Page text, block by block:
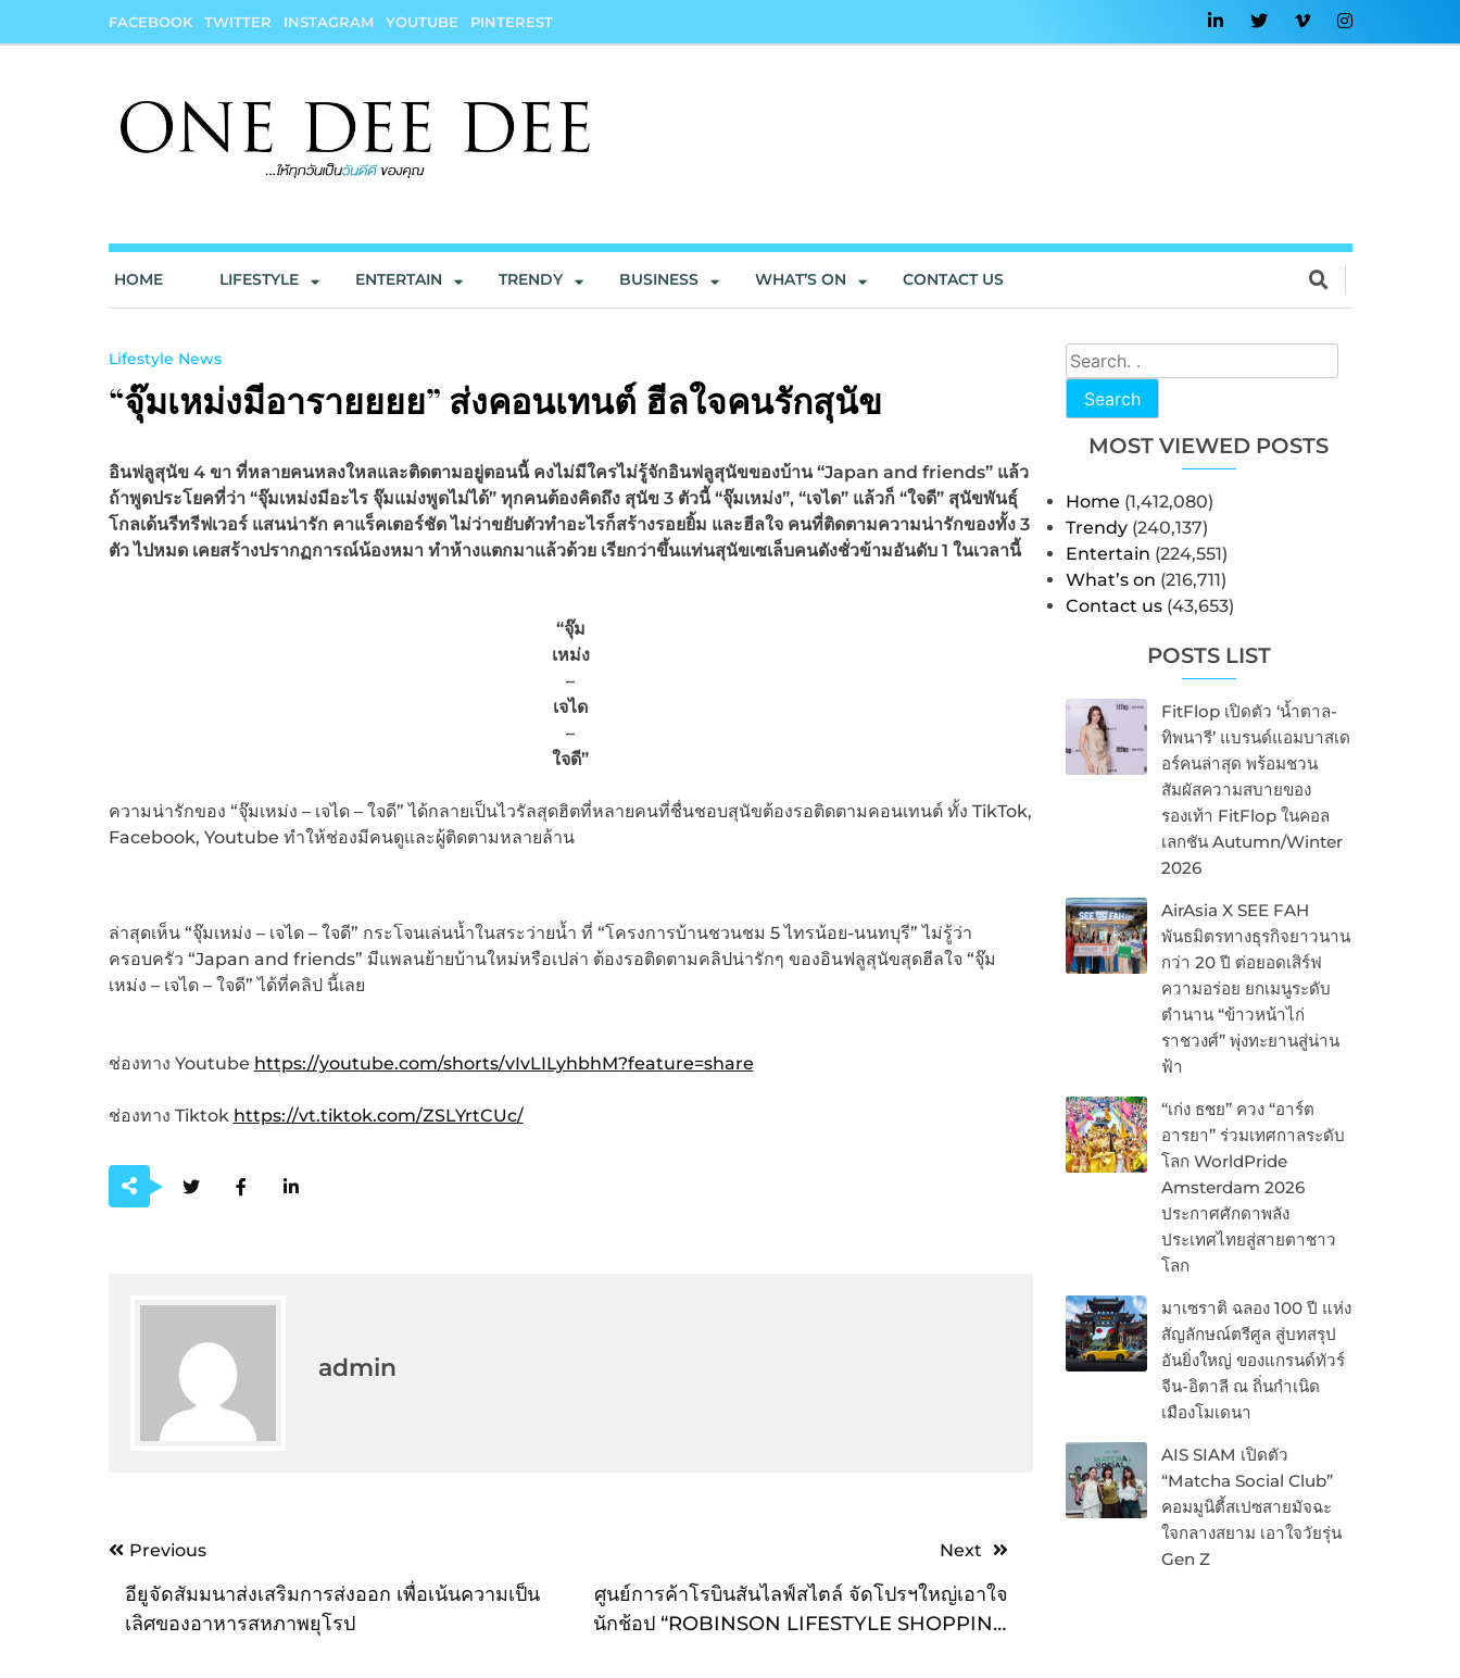
FACEBOOK TWITTER INSTAGRAM YOUTUBE PINTEREST
HOME LIFESTYLE ENTERTAIN TRENDY BUSINESS WHAT’S ON CONTACT US
Search
MOST VIEWED POSTS
Home (1,412,080)
Trendy (240,137)
Entertain (224,551)
What’s on (216,711)
Contact us (43,653)
POSTS LIST
FitFlop เปิดตัว ‘น้ำตาล-
ทิพนารี’ แบรนด์แอมบาสเด
อร์คนล่าสุด พร้อมชวน
สัมผัสความสบายของ
รองเท้า FitFlop ในคอล
เลกชัน Autumn/Winter
2026
AirAsia X SEE FAH
พันธมิตรทางธุรกิจยาวนาน
กว่า 20 ปี ต่อยอดเสิร์ฟ
ความอร่อย ยกเมนูระดับ
ตำนาน “ข้าวหน้าไก่
ราชวงศ์” พุ่งทะยานสู่น่าน
ฟ้า
“เก่ง ธชย” ควง “อาร์ต
อารยา” ร่วมเทศกาลระดับ
โลก WorldPride
Amsterdam 2026
ประกาศศักดาพลัง
ประเทศไทยสู่สายตาชาว
โลก
มาเซราติ ฉลอง 100 ปี แห่ง
สัญลักษณ์ตรีศูล สู่บทสรุป
อันยิ่งใหญ่ ของแกรนด์ทัวร์
จีน-อิตาลี ณ ถิ่นกำเนิด
เมืองโมเดนา
AIS SIAM เปิดตัว
“Matcha Social Club”
คอมมูนิตี้สเปซสายมัจฉะ
ใจกลางสยาม เอาใจวัยรุ่น
Gen Z
Lifestyle News
“จุ๊มเหม่งมีอารายยยย” ส่งคอนเทนต์ ฮีลใจคนรักสุนัข
อินฟลูสุนัข 4 ขา ที่หลายคนหลงใหลและติดตามอยู่ตอนนี้ คงไม่มีใครไม่รู้จักอินฟลูสุนัขของบ้าน “Japan and friends” แล้ว
ถ้าพูดประโยคที่ว่า “จุ๊มเหม่งมีอะไร จุ๊มแม่งพูดไม่ได้” ทุกคนต้องคิดถึง สุนัข 3 ตัวนี้ “จุ๊มเหม่ง”, “เจได” แล้วก็ “ใจดี” สุนัขพันธุ์
โกลเด้นรีทรีฟเวอร์ แสนน่ารัก คาแร็คเตอร์ชัด ไม่ว่าขยับตัวทำอะไรก็สร้างรอยยิ้ม และฮีลใจ คนที่ติดตามความน่ารักของทั้ง 3
ตัว ไปหมด เคยสร้างปรากฏการณ์น้องหมา ทำห้างแตกมาแล้วด้วย เรียกว่าขึ้นแท่นสุนัขเซเล็บคนดังชั่วข้ามอันดับ 1 ในเวลานี้
“จุ๊ม
เหม่ง
–
เจได
–
ใจดี”
ความน่ารักของ “จุ๊มเหม่ง – เจได – ใจดี” ได้กลายเป็นไวรัลสุดฮิตที่หลายคนที่ชื่นชอบสุนัขต้องรอติดตามคอนเทนต์ ทั้ง TikTok,
Facebook, Youtube ทำให้ช่องมีคนดูและผู้ติดตามหลายล้าน
ล่าสุดเห็น “จุ๊มเหม่ง – เจได – ใจดี” กระโจนเล่นน้ำในสระว่ายน้ำ ที่ “โครงการบ้านชวนชม 5 ไทรน้อย-นนทบุรี” ไม่รู้ว่า
ครอบครัว “Japan and friends” มีแพลนย้ายบ้านใหม่หรือเปล่า ต้องรอติดตามคลิปน่ารักๆ ของอินฟลูสุนัขสุดฮีลใจ “จุ๊ม
เหม่ง – เจได – ใจดี” ได้ที่คลิป นี้เลย
ช่องทาง Youtube https://youtube.com/shorts/vIvLILyhbhM?feature=share
ช่องทาง Tiktok https://vt.tiktok.com/ZSLYrtCUc/
admin
PostPrevious
อียูจัดสัมมนาส่งเสริมการส่งออก เพื่อเน้นความเป็น
เลิศของอาหารสหภาพยุโรป
Next
ศูนย์การค้าโรบินสันไลฟ์สไตล์ จัดโปรฯใหญ่เอาใจ
นักช้อป “ROBINSON LIFESTYLE SHOPPING